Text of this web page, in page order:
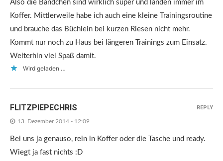
Also die Bändchen sind wirklich super und landen immer im
Koffer. Mittlerweile habe ich auch eine kleine Trainingsroutine
und brauche das Büchlein bei kurzen Riesen nicht mehr.
Kommt nur noch zu Haus bei längeren Trainings zum Einsatz.
Weiterhin viel Spaß damit.
Wird geladen …
FLITZPIEPECHRIS
13. Dezember 2014 - 12:09
Bei uns ja genauso, rein in Koffer oder die Tasche und ready.
Wiegt ja fast nichts :D
REPLY